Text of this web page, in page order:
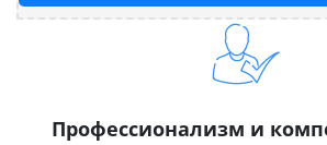
Профессионализм и